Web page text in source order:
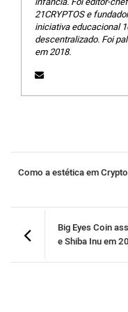
21CRYPTOS e
iniciativa educacional
descentralizado. Foi
em 2018.
Como a estética em
Big Eyes Coin
e Shiba Inu em